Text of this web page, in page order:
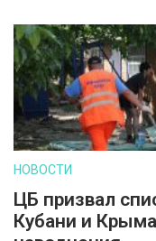
НОВОСТИ
ЦБ призвал
Кубани и